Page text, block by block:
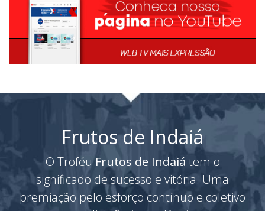
Frutos de Indaiá
O Troféu Frutos de Indaiá tem o
significado de sucesso e vitória. Uma
premiação pelo esforço contínuo e coletivo